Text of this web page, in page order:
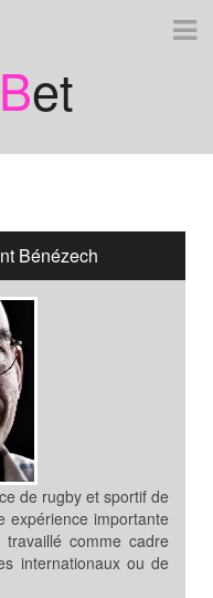
Bet
Bénézech
de rugby et sportif de
expérience importante
comme cadre
internationaux ou de